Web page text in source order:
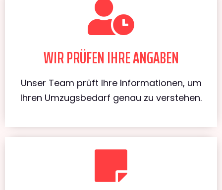
WIR PRÜFEN IHRE ANGABEN
Unser Team prüft Ihre Informationen, um
Ihren Umzugsbedarf genau zu verstehen.